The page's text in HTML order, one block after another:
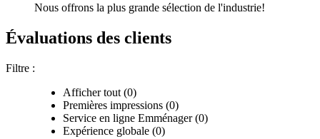
Nous offrons la plus grande sélection de l'industrie!
Évaluations des clients
Filtre :
Afficher tout (0)
Premières impressions (0)
Service en ligne Emménager (0)
Expérience globale (0)